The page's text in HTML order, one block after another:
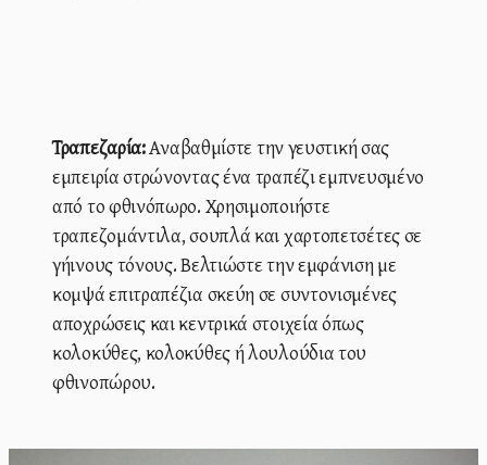
Τραπεζαρία:Αναβαθμίστε την γευστική σας
εμπειρία στρώνοντας ένα τραπέζι εμπνευσμένο
από το φθινόπωρο. Χρησιμοποιήστε
τραπεζομάντιλα, σουπλά και χαρτοπετσέτες σε
γήινους τόνους. Βελτιώστε την εμφάνιση με
κομψά επιτραπέζια σκεύη σε συντονισμένες
αποχρώσεις και κεντρικά στοιχεία όπως
κολοκύθες, κολοκύθες ή λουλούδια του
φθινοπώρου.